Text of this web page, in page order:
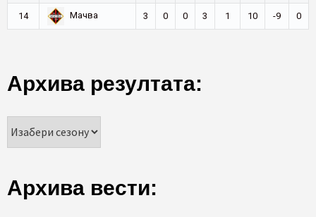
14 Мачва 3 0 0 3 1 10 -9 0
Архива резултата:
Архива вести: